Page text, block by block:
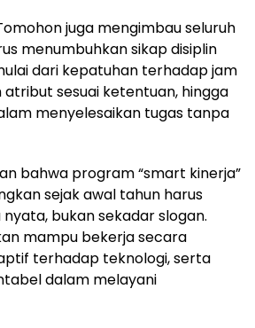
juga mengimbau seluruh
menumbuhkan sikap disiplin
dari kepatuhan terhadap jam
atribut sesuai ketentuan, hingga
menyelesaikan tugas tanpa
bahwa program “smart kinerja”
sejak awal tahun harus
bukan sekadar slogan.
mampu bekerja secara
terhadap teknologi, serta
dalam melayani